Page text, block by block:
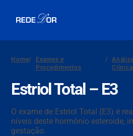
Home/
Exames e
Procedimentos
/
Estriol Total – E3
O exame de Estriol Total (E3) é
níveis deste hormônio esteroide,
gestação.